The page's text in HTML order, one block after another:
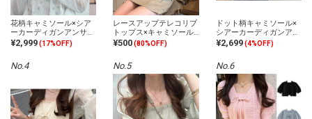
花柄キャミソール×シア
ーカーディガンアンサン
ブル
¥2,999(17%OFF)
レースアップテレコリブ
トップス×キャミソール
アンサンブル
¥500 (80%OFF)
ドット柄キャミソール×
シアーカーディガンアン
サンブル
¥2,699 (4%OFF)
No.4 No.5 No.6